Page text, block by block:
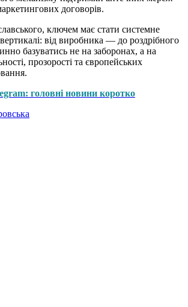
договорів.
ключем має стати системне
від виробника — до роздрібного
базуватись не на заборонах, а на
прозорості та європейських
головні новини коротко